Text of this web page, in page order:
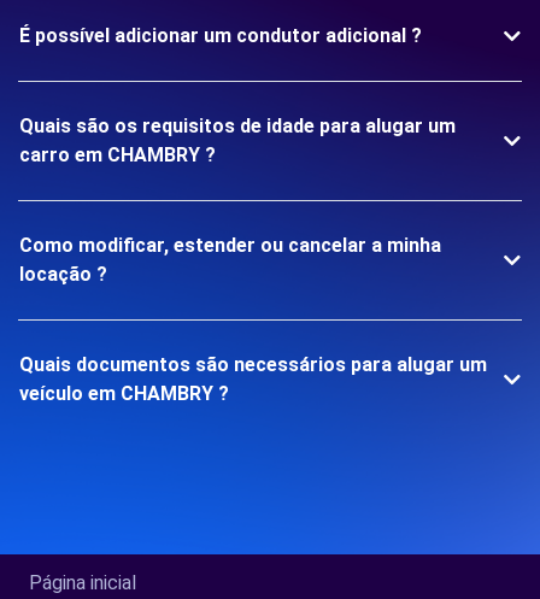
É possível adicionar um condutor adicional ?
Quais são os requisitos de idade para alugar um
carro em CHAMBRY ?
Como modificar, estender ou cancelar a minha
locação ?
Quais documentos são necessários para alugar um
veículo em CHAMBRY ?
Página inicial